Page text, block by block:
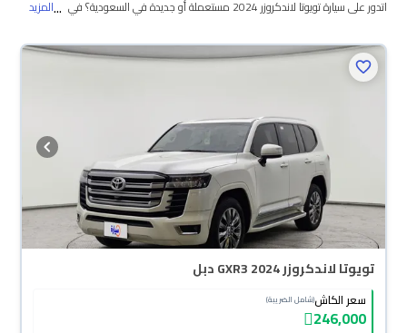
اتدور على سيارة تويوتا لاندكروزر 2024 مستعملة أو جديدة في السعودية؟ في
سيارات تويوتا لاندكروزر 2024 المستعملة مضمونة ومفحوصة بأكثر من 200 نقطة
أو تقسيط، وتحجزها أونلاين، وبتوصلك لين باب بيتك.
...المزيد
تويوتا لاندكروزر GXR3 2024 دبل
سعر الكاش(شامل الضريبة)
246,000